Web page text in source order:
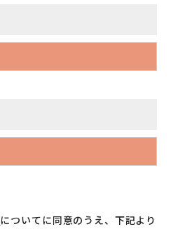
についてに同意のうえ、下記より